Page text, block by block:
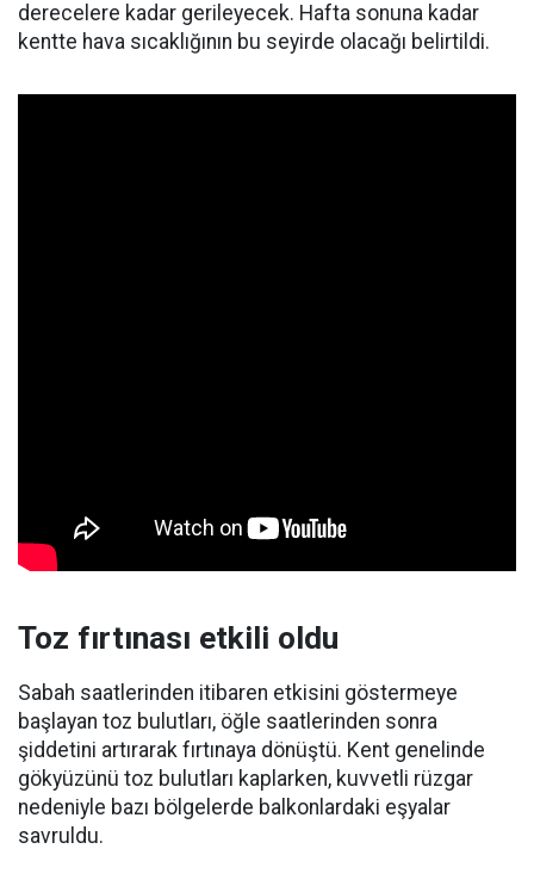
derecelere kadar gerileyecek. Hafta sonuna kadar
kentte hava sıcaklığının bu seyirde olacağı belirtildi.
Toz fırtınası etkili oldu
Sabah saatlerinden itibaren etkisini göstermeye
başlayan toz bulutları, öğle saatlerinden sonra
şiddetini artırarak fırtınaya dönüştü. Kent genelinde
gökyüzünü toz bulutları kaplarken, kuvvetli rüzgar
nedeniyle bazı bölgelerde balkonlardaki eşyalar
savruldu.